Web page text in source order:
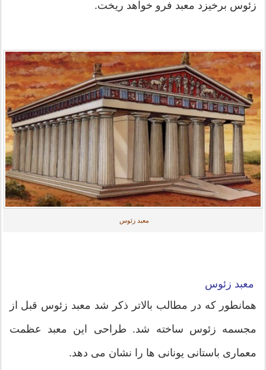
زئوس برخیزد معبد فرو خواهد ریخت.
معبد زئوس
معبد زئوس
همانطور که در مطالب بالاتر ذکر شد معبد زئوس قبل از
مجسمه زئوس ساخته شد. طراحی این معبد عظمت
معماری باستانی یونانی ها را نشان می دهد.